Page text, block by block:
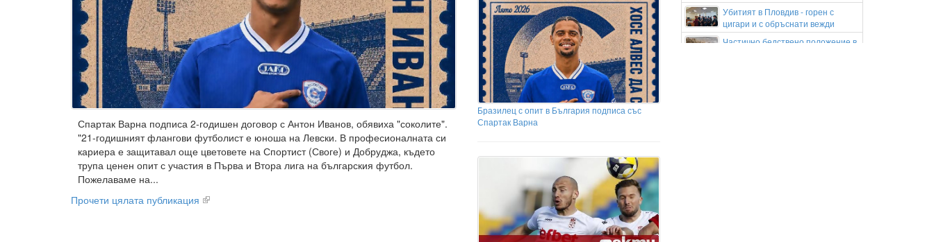
Спартак Варна подписа 2-годишен договор с Антон Иванов, обявиха "соколите".
"21-годишният флангови футболист е юноша на Левски. В професионалната си
кариера е защитавал още цветовете на Спортист (Своге) и Добруджа, където
трупа ценен опит с участия в Първа и Втора лига на българския футбол.
Пожелаваме на...
Прочети цялата публикация
Бразилец с опит в България подписа със
Спартак Варна
Убитият в Пловдив - горен с
цигари и с обръснати вежди
Частично бедствено положение в